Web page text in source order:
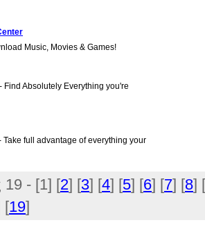
Music, Movies & Games!
Find Absolutely Everything you're
full advantage of everything your
19 - [1] [2] [3] [4] [5] [6] [7] [8] [
[19]